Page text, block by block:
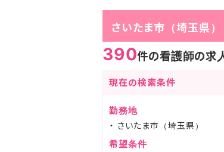
さいたま市（埼玉県
390件の看護師の求
現在の検索条件
勤務地
さいたま市（埼玉県）
希望条件